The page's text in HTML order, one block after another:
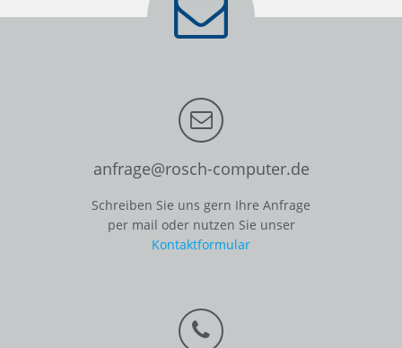
anfrage@rosch-computer.de
Schreiben Sie uns gern Ihre Anfrage
per mail oder nutzen Sie unser
Kontaktformular